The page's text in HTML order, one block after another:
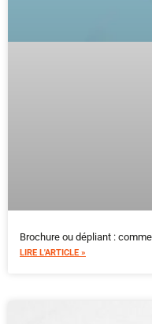
Brochure ou dépliant :
LIRE L'ARTICLE »